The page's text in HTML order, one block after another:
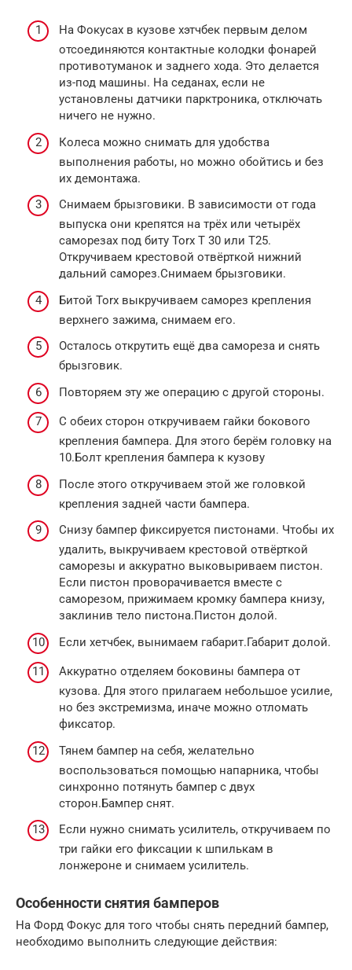
На Фокусах в кузове хэтчбек первым делом
отсоединяются контактные колодки фонарей
противотуманок и заднего хода. Это делается
из-под машины. На седанах, если не
установлены датчики парктроника, отключать
ничего не нужно.
Колеса можно снимать для удобства
выполнения работы, но можно обойтись и без
их демонтажа.
Снимаем брызговики. В зависимости от года
выпуска они крепятся на трёх или четырёх
саморезах под биту Torx Т 30 или Т25.
Откручиваем крестовой отвёрткой нижний
дальний саморез.Снимаем брызговики.
Битой Torx выкручиваем саморез крепления
верхнего зажима, снимаем его.
Осталось открутить ещё два самореза и снять
брызговик.
Повторяем эту же операцию с другой стороны.
С обеих сторон откручиваем гайки бокового
крепления бампера. Для этого берём головку на
10.Болт крепления бампера к кузову
После этого откручиваем этой же головкой
крепления задней части бампера.
Снизу бампер фиксируется пистонами. Чтобы их
удалить, выкручиваем крестовой отвёрткой
саморезы и аккуратно выковыриваем пистон.
Если пистон проворачивается вместе с
саморезом, прижимаем кромку бампера книзу,
заклинив тело пистона.Пистон долой.
Если хетчбек, вынимаем габарит.Габарит долой.
Аккуратно отделяем боковины бампера от
кузова. Для этого прилагаем небольшое усилие,
но без экстремизма, иначе можно отломать
фиксатор.
Тянем бампер на себя, желательно
воспользоваться помощью напарника, чтобы
синхронно потянуть бампер с двух
сторон.Бампер снят.
Если нужно снимать усилитель, откручиваем по
три гайки его фиксации к шпилькам в
лонжероне и снимаем усилитель.
Особенности снятия бамперов
На Форд Фокус для того чтобы снять передний бампер,
необходимо выполнить следующие действия: